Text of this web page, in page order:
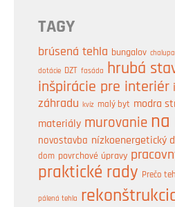
TAGY
brúsená tehla bungalov
dotácie DZT fasáda hrubá
inšpirácie pre interiér
záhradu
kvíz malý byt modra
materiály murovanie na
novostavba nízkoenergetický
dom povrchové úpravy
praktické rady Prečo
pálená tehla